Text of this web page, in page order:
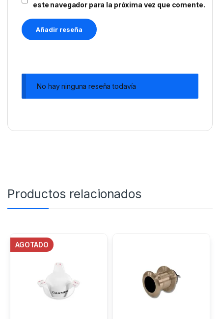
este navegador para la próxima vez que comente.
No hay ninguna reseña todavía
Productos relacionados
AGOTADO